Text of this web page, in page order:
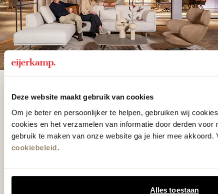
Deze website maakt gebruik van cookies
Om je beter en persoonlijker te helpen, gebruiken wij
cookies en het verzamelen van informatie door derden voor
gebruik te maken van onze website ga je hier mee akkoord.
cookiebeleid.
Alles toestaan
De woonwinkel
gezien op tv!
Wie kent het programma vtwonen